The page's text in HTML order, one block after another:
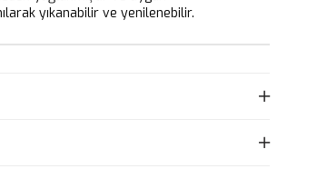
yıkanabilir ve yenilenebilir.